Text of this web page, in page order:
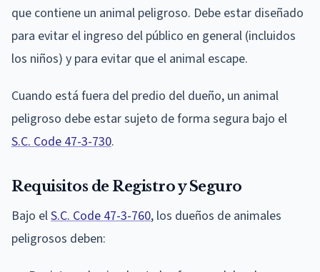
que contiene un animal peligroso. Debe estar diseñado
para evitar el ingreso del público en general (incluidos
los niños) y para evitar que el animal escape.
Cuando está fuera del predio del dueño, un animal
peligroso debe estar sujeto de forma segura bajo el
S.C. Code 47-3-730.
Requisitos de Registro y Seguro
Bajo elS.C. Code 47-3-760, los dueños de animales
peligrosos deben: